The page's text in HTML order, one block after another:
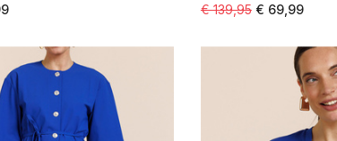
€ 139,95 € 69,99